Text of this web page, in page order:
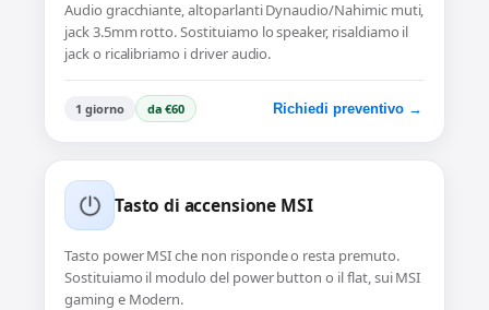
Audio gracchiante, altoparlanti Dynaudio/Nahimic muti,
jack 3.5mm rotto. Sostituiamo lo speaker, risaldiamo il
jack o ricalibriamo i driver audio.
1 giorno da €60 Richiedi preventivo →
Tasto di accensione MSI
Tasto power MSI che non risponde o resta premuto.
Sostituiamo il modulo del power button o il flat, sui MSI
gaming e Modern.